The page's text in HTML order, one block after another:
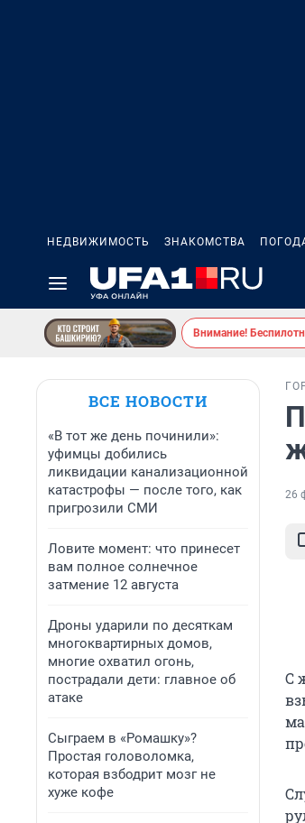
НЕДВИЖИМОСТЬ ЗНАКОМСТВА
Внимание!
ВСЕ НОВОСТИ
«В тот же день починили»:
уфимцы добились
ликвидации канализационной
катастрофы — после того, как
пригрозили СМИ
Ловите момент: что принесет
вам полное солнечное
затмение 12 августа
Дроны ударили по десяткам
многоквартирных домов,
многие охватил огонь,
пострадали дети: главное об
атаке
Сыграем в «Ромашку»?
Простая головоломка,
которая взбодрит мозг не
хуже кофе
26
С